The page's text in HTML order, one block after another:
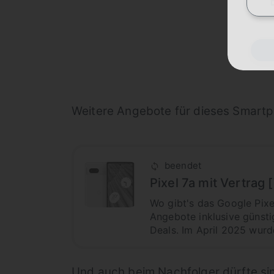
Weitere Angebote für dieses
beendet
Pixel 7a mit Vertrag
Wo gibt's das Google
Angebote inklusive
Deals. Im April 2025